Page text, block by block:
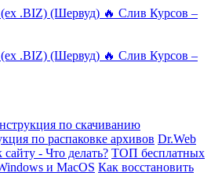
по скачиванию
по распаковке архивов Dr.Web
- Что делать? ТОП бесплатных
и MacOS Как восстановить